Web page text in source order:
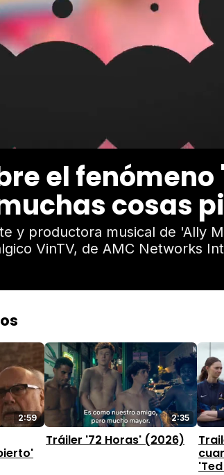
el fenómeno
cosas
y productora musical de 'Ally
VinTV, de AMC Networks
2:59 2:35
Tráiler '72 Horas' (2026)